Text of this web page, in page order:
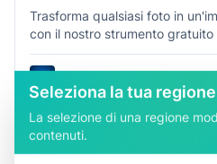
Trasforma qualsiasi foto in
con il nostro strumento
Crea immagini rotonde
media, loghi e altro in pochi
#profile-
Seleziona la tua regione
La selezione di una regione
contenuti.